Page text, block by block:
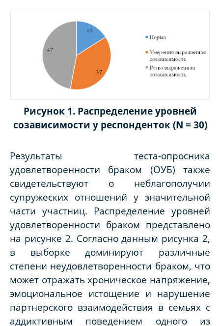
Рисунок 1. Распределение уровней
созависимости у респонденток (N = 30)
Результаты теста-опросника
удовлетворенности браком (ОУБ) также
свидетельствуют о неблагополучии
супружеских отношений у значительной
части участниц. Распределение уровней
удовлетворенности браком представлено
на рисунке 2. Согласно данным рисунка 2,
в выборке доминируют различные
степени неудовлетворенности браком, что
может отражать хроническое напряжение,
эмоциональное истощение и нарушение
партнерского взаимодействия в семьях с
аддиктивным поведением одного из